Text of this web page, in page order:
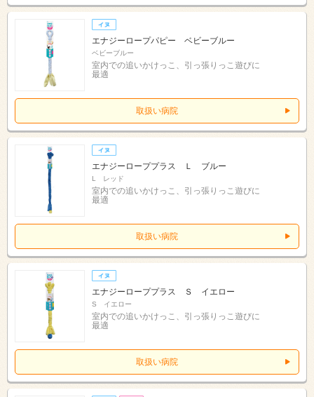
エナジーロープパピー ベビーブルー
ベビーブルー
室内での追いかけっこ、引っ張りっこ遊びに
最適
取扱い病院
エナジーローププラス Ｌ ブルー
L レッド
室内での追いかけっこ、引っ張りっこ遊びに
最適
取扱い病院
エナジーローププラス Ｓ イエロー
S イエロー
室内での追いかけっこ、引っ張りっこ遊びに
最適
取扱い病院